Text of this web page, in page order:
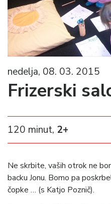
nedelja, 08. 03. 2015
Frizerski
120 minut, 2+
Ne skrbite, vaših otrok ne
backu Jonu. Bomo pa
čopke … (s Katjo Poznič).